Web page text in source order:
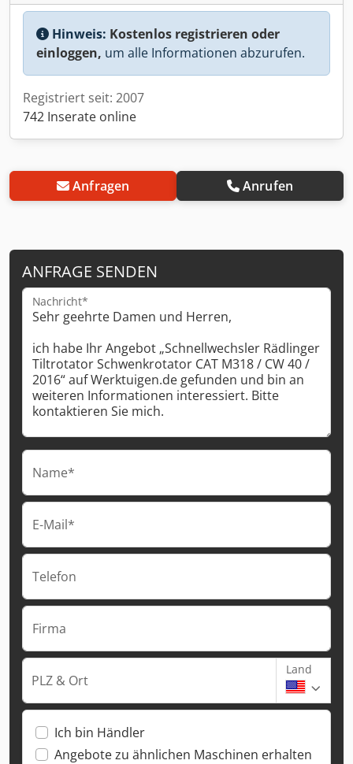
Hinweis: Kostenlos registrieren oder
einloggen, um alle Informationen abzurufen.
Registriert seit: 2007
742 Inserate online
Anfragen Anrufen
ANFRAGE SENDEN
Nachricht*
Name*
E-Mail*
Telefon
Firma
PLZ & Ort
Land
Ich bin Händler
Angebote zu ähnlichen Maschinen erhalten